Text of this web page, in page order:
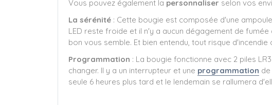
Vous pouvez également la personnaliser selon vos
La sérénité : Cette bougie est composée d'une
LED reste froide et il n'y a aucun dégagement de
bon vous semble. Et bien entendu, tout risque
Programmation : La bougie fonctionne avec 2 piles
changer. Il y a un interrupteur et une programmation
seule 6 heures plus tard et le lendemain se rallumera